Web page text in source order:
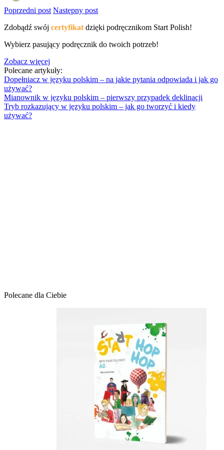
Poprzedni post Następny post
Zdobądź swój certyfikat dzięki podręcznikom Start Polish!
Wybierz pasujący podręcznik do twoich potrzeb!
Zobacz więcej
Polecane artykuły:
Dopełniacz w języku polskim – na jakie pytania odpowiada i jak go
używać?
Mianownik w języku polskim – pierwszy przypadek deklinacji
Tryb rozkazujący w języku polskim – jak go tworzyć i kiedy
używać?
Polecane dla Ciebie